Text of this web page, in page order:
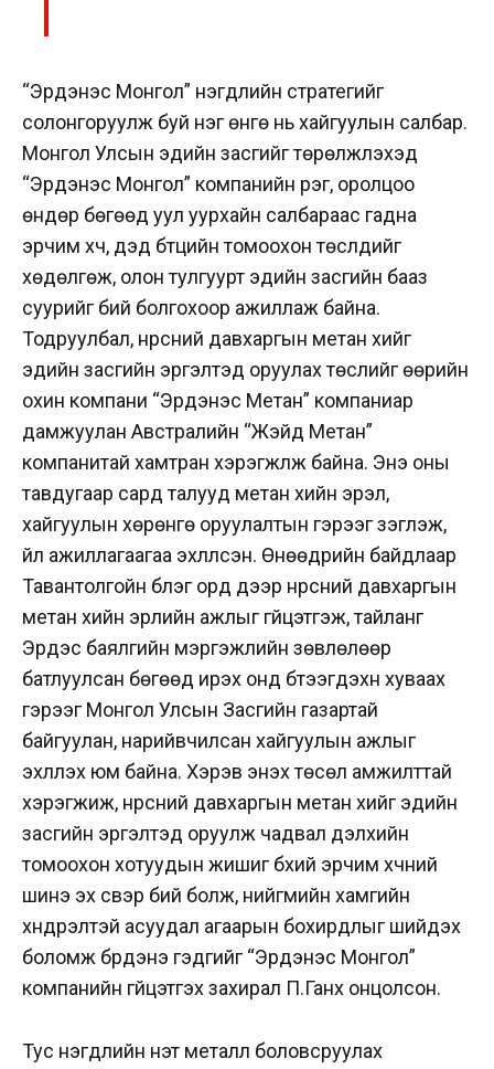
“Эрдэнэс Монгол” нэгдлийн стратегийг
солонгоруулж буй нэг өнгө нь хайгуулын салбар.
Монгол Улсын эдийн засгийг төрөлжүүлэхэд
“Эрдэнэс Монгол” компанийн үүрэг, оролцоо
өндөр бөгөөд уул уурхайн салбараас гадна
эрчим хүч, дэд бүтцийн томоохон төслүүдийг
хөдөлгөж, олон тулгуурт эдийн засгийн бааз
суурийг бий болгохоор ажиллаж байна.
Тодруулбал, нүүрсний давхаргын метан хийг
эдийн засгийн эргэлтэд оруулах төслийг өөрийн
охин компани “Эрдэнэс Метан” компаниар
дамжуулан Австралийн “Жэйд Метан”
компанитай хамтран хэрэгжүүлж байна. Энэ оны
тавдугаар сард талууд метан хийн эрэл,
хайгуулын хөрөнгө оруулалтын гэрээг үзэглэж,
үйл ажиллагаагаа эхлүүлсэн. Өнөөдрийн байдлаар
Тавантолгойн бүлэг орд дээр нүүрсний давхаргын
метан хийн эрлийн ажлыг гүйцэтгэж, тайланг
Эрдэс баялгийн мэргэжлийн зөвлөлөөр
батлуулсан бөгөөд ирэх онд бүтээгдэхүүн хуваах
гэрээг Монгол Улсын Засгийн газартай
байгуулан, нарийвчилсан хайгуулын ажлыг
эхлүүлэх юм байна. Хэрэв энэхүү төсөл амжилттай
хэрэгжиж, нүүрсний давхаргын метан хийг эдийн
засгийн эргэлтэд оруулж чадвал дэлхийн
томоохон хотуудын жишиг бүхий эрчим хүчний
шинэ эх үүсвэр бий болж, нийгмийн хамгийн
хүндрэлтэй асуудал агаарын бохирдлыг шийдэх
боломж бүрдэнэ гэдгийг “Эрдэнэс Монгол”
компанийн гүйцэтгэх захирал П.Ганхүү онцолсон.
Тус нэгдлийн үнэт металл боловсруулах